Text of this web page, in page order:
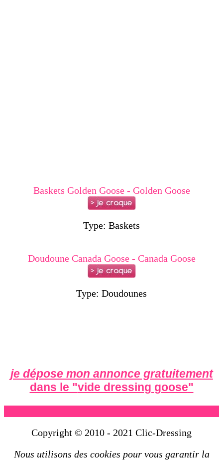
Baskets Golden Goose - Golden Goose
Type: Baskets
Doudoune Canada Goose - Canada Goose
Type: Doudounes
je dépose mon annonce gratuitement
dans le "vide dressing goose"
Copyright © 2010 - 2021 Clic-Dressing
Nous utilisons des cookies pour vous garantir la